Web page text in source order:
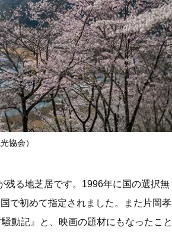
協会）
残る地芝居です。1996年に国の選択無
で初めて指定されました。また片岡孝
動記』と、映画の題材にもなったこと